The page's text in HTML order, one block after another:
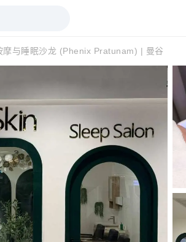
摩与睡眠沙龙 (Phenix Pratunam) | 曼谷